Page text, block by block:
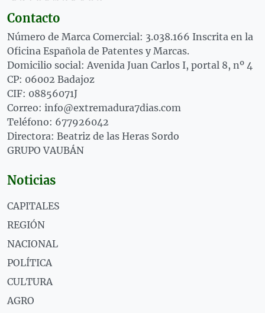
Contacto
Número de Marca Comercial: 3.038.166 Inscrita en la
Oficina Española de Patentes y Marcas.
Domicilio social: Avenida Juan Carlos I, portal 8, nº 4
CP: 06002 Badajoz
CIF: 08856071J
Correo: info@extremadura7dias.com
Teléfono: 677926042
Directora: Beatriz de las Heras Sordo
GRUPO VAUBÁN
Noticias
CAPITALES
REGIÓN
NACIONAL
POLÍTICA
CULTURA
AGRO